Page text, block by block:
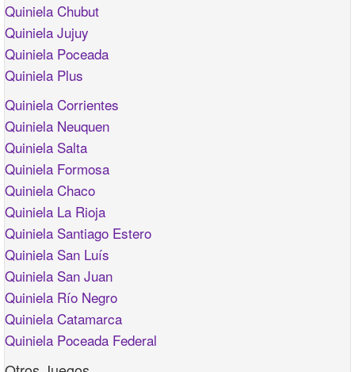
Quiniela Chubut
Quiniela Jujuy
Quiniela Poceada
Quiniela Plus
Quiniela Corrientes
Quiniela Neuquen
Quiniela Salta
Quiniela Formosa
Quiniela Chaco
Quiniela La Rioja
Quiniela Santiago Estero
Quiniela San Luís
Quiniela San Juan
Quiniela Río Negro
Quiniela Catamarca
Quiniela Poceada Federal